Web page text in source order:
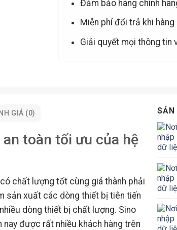
Đảm bảo hàng chính
Miễn phí đổi trả khi
Giải quyết mọi thông tin
GIÁ (0)
toàn tối ưu của hệ
chất lượng tốt cùng giá thành phải
sản xuất các dòng thiết bị tiên tiến
dòng thiết bị chất lượng. Sino
được rất nhiều khách hàng trên
SẢN